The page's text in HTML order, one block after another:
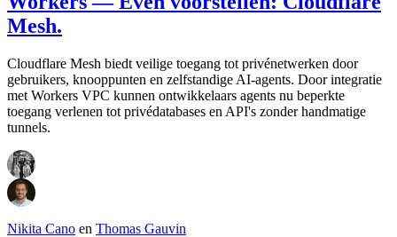
Mesh.
Cloudflare Mesh biedt veilige toegang tot privénetwerken door
gebruikers, knooppunten en zelfstandige AI-agents. Door integratie
met Workers VPC kunnen ontwikkelaars agents nu beperkte
toegang verlenen tot privédatabases en API's zonder handmatige
tunnels.
Nikita Cano en Thomas Gauvin